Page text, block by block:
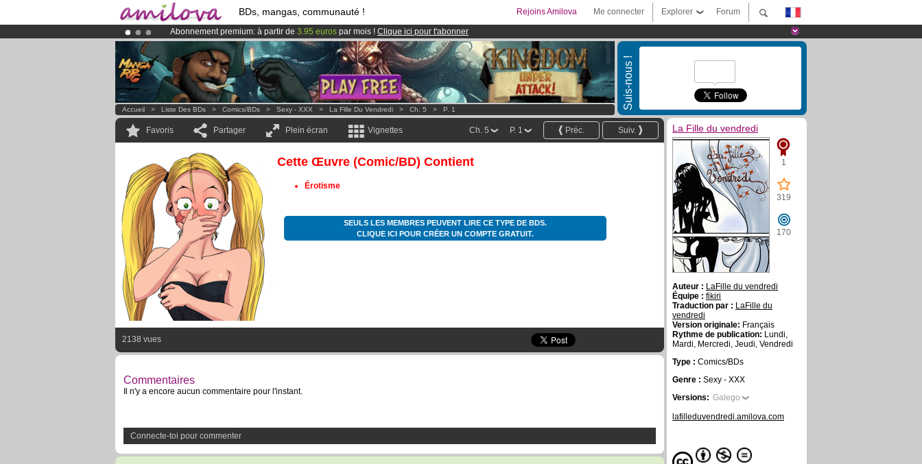
BDs, mangas, communauté ! Forum
Explorer
Me connecter
Rejoins Amilova
Abonnement premium: à partir de 3.95 euros par mois ! Clique ici pour t'abonner
Déjà 100000membreset 1000BDs & Mangas!
LeKickstarter Amilova est désormais lancé
Suis-nous !
Accueil > Liste Des BDs > Comics/BDs > Sexy - XXX > La Fille Du Vendredi > Ch. 5 > P. 1
Favoris Partager Plein écran Vignettes Suiv.
Préc.
P. 1
Ch. 5
Cette Œuvre (comic/BD) Contient
Érotisme
SEULS LES MEMBRES PEUVENT LIRE CE TYPE DE BDS.
CLIQUE ICI POUR CRÉER UN COMPTE GRATUIT.
2138 vues
Commentaires
Il n'y a encore aucun commentaire pour l'instant.
Connecte-toi pour commenter
La Fille du vendredi
1
319
170
Auteur : LaFille du vendredi
Équipe : fikiri
Traduction par : LaFille du
vendredi
Version originale: Français
Rythme de publication: Lundi,
Mardi, Mercredi, Jeudi, Vendredi
Type : Comics/BDs
Genre : Sexy - XXX
Versions: Galego
lafilleduvendredi.amilova.com